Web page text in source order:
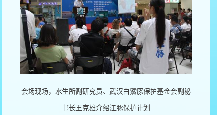
会场现场，水生所副研究员、武汉白鱀豚保护基金会副秘
书长王克雄介绍江豚保护计划